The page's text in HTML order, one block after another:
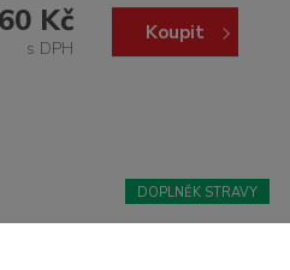
Kč
s DPH
Koupit
DOPLNĚK STRAVY